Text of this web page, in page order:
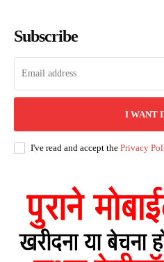
Subscribe
I WANT
I've read and accept the Privacy